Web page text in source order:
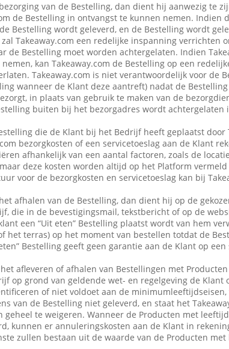
van de Bestelling, dan dient hij aanwezig te
de Bestelling in ontvangst te kunnen nemen. Indien
Bestelling wordt geleverd, en de Bestelling wordt
Takeaway.com een redelijke inspanning verrichten
de Bestelling moet worden achtergelaten. Indien
kan Takeaway.com de Bestelling op een
Takeaway.com is niet verantwoordelijk voor de
wanneer de Klant deze aantreft) nadat de
in plaats van gebruik te maken van de
buiten bij het bezorgadres wordt achtergelaten
die de Klant bij het Bedrijf heeft geplaatst door
bezorgkosten of een servicetoeslag aan de Klant
afhankelijk van een aantal factoren, zoals de
deze kosten worden altijd op het Platform
voor de bezorgkosten en servicetoeslag kan bij
afhalen van de Bestelling, dan dient hij op de
die in de bevestigingsmail, tekstbericht of op de
een “Uit eten” Bestelling plaatst wordt van hem
het terras) op het moment van bestellen totdat de
Bestelling geeft geen garantie aan de Klant op
afleveren of afhalen van Bestellingen met
op grond van geldende wet- en regelgeving de
of niet voldoet aan de
van de Bestelling niet geleverd, en staat het
geheel te weigeren. Wanneer de Producten met
kunnen er annuleringskosten aan de Klant in
zullen bestaan uit de waarde van de Producten